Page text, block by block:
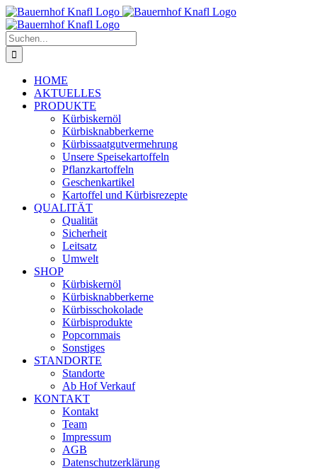
Zum
Inhalt
springen
Suche
nach:
HOME
AKTUELLES
PRODUKTE
Kürbiskernöl
Kürbisknabberkerne
Kürbissaatgutvermehrung
Unsere Speisekartoffeln
Pflanzkartoffeln
Geschenkartikel
Kartoffel und Kürbisrezepte
QUALITÄT
Qualität
Sicherheit
Leitsatz
Umwelt
SHOP
Kürbiskernöl
Kürbisknabberkerne
Kürbisschokolade
Kürbisprodukte
Popcornmais
Sonstiges
STANDORTE
Standorte
Ab Hof Verkauf
KONTAKT
Kontakt
Team
Impressum
AGB
Datenschutzerklärung